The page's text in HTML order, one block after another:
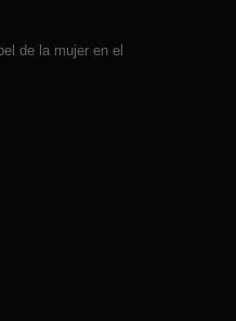
de la mujer en el